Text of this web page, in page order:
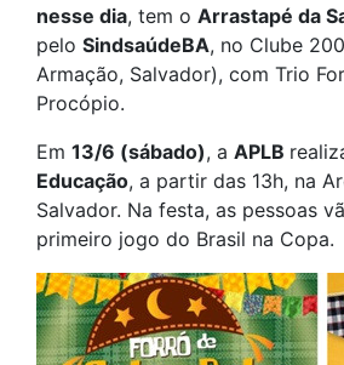
nesse dia, tem o Arrastapé da
pelo SindsaúdeBA, no Clube
Armação, Salvador), com Trio
Procópio.
Em 13/6 (sábado), a APLB
Educação, a partir das 13h, na
Salvador. Na festa, as pessoas
primeiro jogo do Brasil na Copa.